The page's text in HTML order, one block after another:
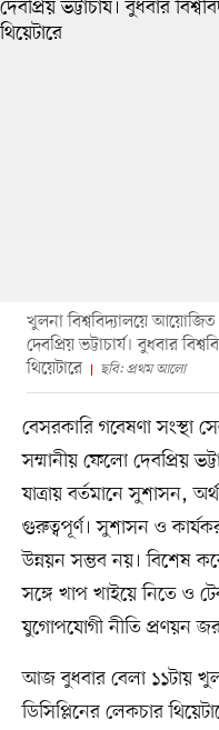
খুলনা বিশ্ববিদ্যালয়ে আয়োজিত
দেবপ্রিয় ভট্টাচার্য। বুধবার
থিয়েটারে
ছবি: প্রথম আলো
বেসরকারি গবেষণা সংস্থা
সম্মানীয় ফেলো দেবপ্রিয়
যাত্রায় বর্তমানে সুশাসন,
গুরুত্বপূর্ণ। সুশাসন ও
উন্নয়ন সম্ভব নয়। বিশেষ
সঙ্গে খাপ খাইয়ে নিতে ও
যুগোপযোগী নীতি প্রণয়ন
আজ বুধবার বেলা ১১টায়
ডিসিপ্লিনের লেকচার